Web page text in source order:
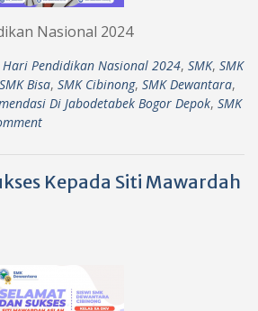
Nasional 2024
Hari Pendidikan Nasional 2024, SMK, SMK
SMK Bisa, SMK Cibinong, SMK Dewantara,
Di Jabodetabek Bogor Depok, SMK
Kepada Siti Mawardah